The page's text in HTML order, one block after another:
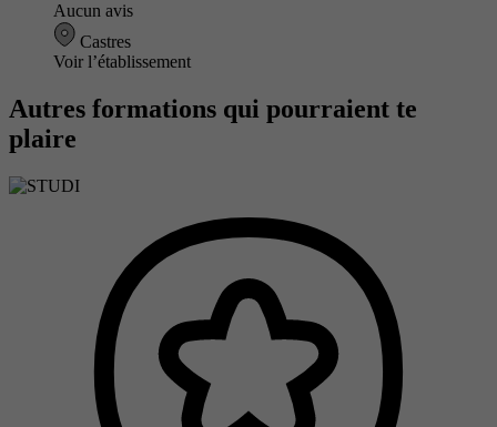
Aucun avis
Castres
Voir l’établissement
Autres formations qui pourraient te
plaire